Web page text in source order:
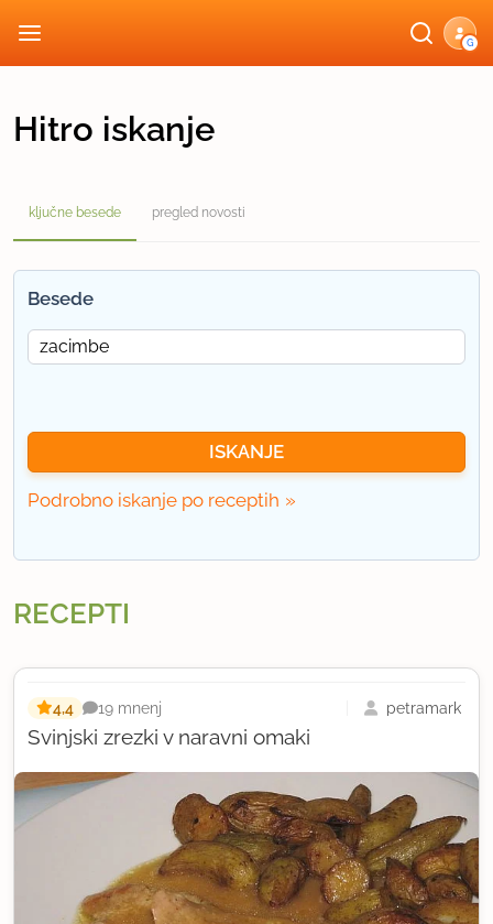
G
Hitro iskanje
ključne besede pregled novosti
Besede
Podrobno iskanje po receptih
RECEPTI
Svinjski zrezki v naravni omaki
4,4 19 mnenj petramark